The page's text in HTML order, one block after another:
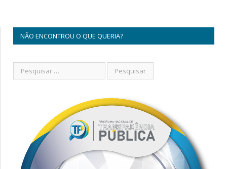
NÃO ENCONTROU O QUE QUERIA?